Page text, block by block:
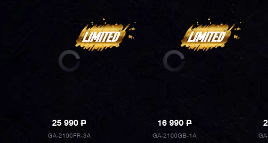
25 990P
GA-2100FR-3A
16 990P
GA-2100GB-1A